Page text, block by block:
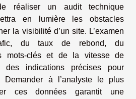
réaliser un audit technique
en lumière les obstacles
la visibilité d’un site. L’examen
du taux de rebond, du
mots-clés et de la vitesse de
des indications précises pour
Demander à l’analyste le plus
ces données garantit une